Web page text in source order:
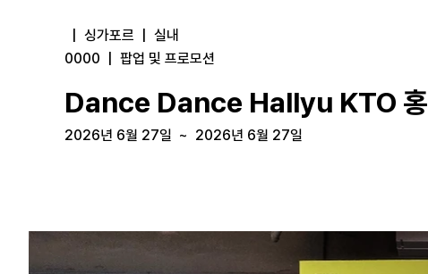
싱가포르
실내
0000
팝업 및 프로모션
Dance Dance Hallyu KTO 홍
2026년 6월 27일 ~ 2026년 6월 27일